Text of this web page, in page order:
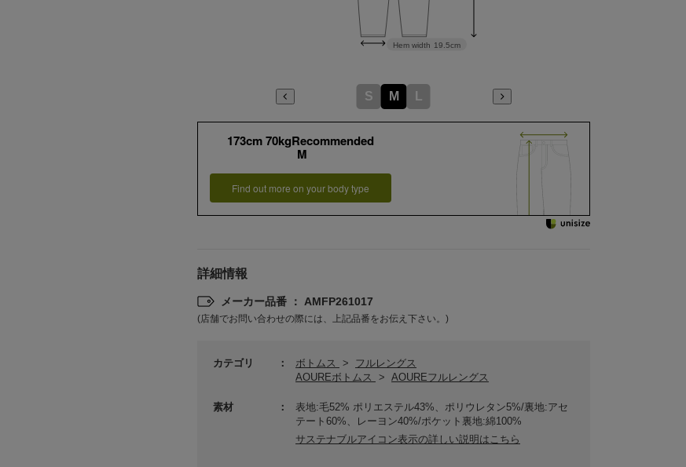
Hem width 19.5cm
S M L
173cm 70kgRecommended
M
Find out more on your body type
詳細情報
メーカー品番 ： AMFP261017
(店舗でお問い合わせの際には、上記品番をお伝え下さい。)
カテゴリ ボトムス >
フルレングス
AOUREボトムス
> AOUREフルレングス
素材
表地:毛52% ポリエステル43%、ポリウレタン5%/裏地:アセ
テート60%、レーヨン40%/ポケット裏地:綿100%
サステナブルアイコン表示の詳しい説明はこちら